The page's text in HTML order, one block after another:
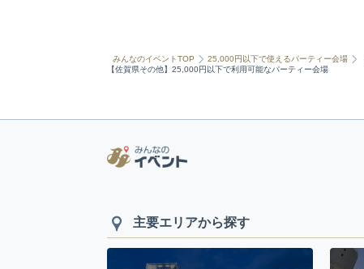
みんなのイベントTOP 25,000円以下で使えるパーティー会場
【佐賀県その他】25,000円以下で利用可能なパーティー会場
主要エリアから探す